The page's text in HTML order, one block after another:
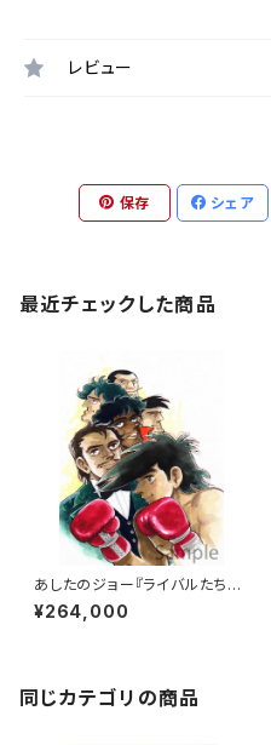
レビュー
保存 シェア
最近チェックした商品
あしたのジョー『ライバルたち』
版画
¥264,000
同じカテゴリの商品